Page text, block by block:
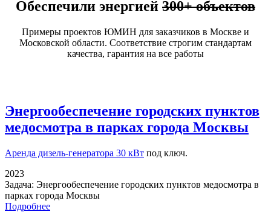
Обеспечили энергией 300+ объектов
Примеры проектов ЮМИН для заказчиков в Москве и
Московской области. Соответствие строгим стандартам
качества, гарантия на все работы
Энергообеспечение городских пунктов
медосмотра в парках города Москвы
Аренда дизель-генератора 30 кВт под ключ.
2023
Задача: Энергообеспечение городских пунктов медосмотра в
парках города Москвы
Подробнее